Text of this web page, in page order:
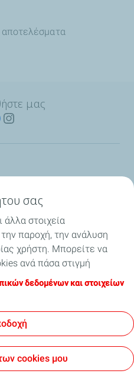
μας
σας
στοιχεία
παροχή, την ανάλυση
χρήστη. Μπορείτε να
ανά πάσα στιγμή
των cookies
"Αποδοχή", συμφωνείτε
στην επιλογή "Δεν
μόνο τα τεχνικά
τη σωστή λειτουργία της
πληροφορίες,
δεδομένων και στοιχείων
cookies μου